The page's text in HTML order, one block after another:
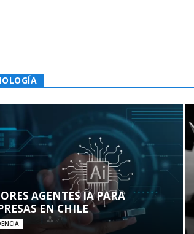
AGENTES IA PARA
EN CHILE